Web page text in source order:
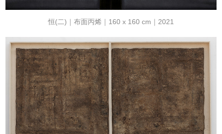
恒(二)｜布面丙烯｜160 x 160 cm｜2021